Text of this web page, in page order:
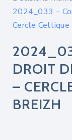
2024_033 –
Cercle
DROIT
–
BREIZH